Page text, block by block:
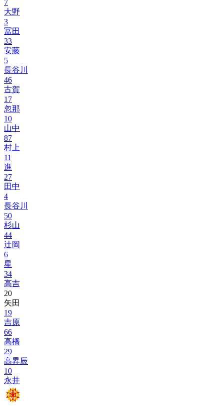
7
大野
3
冨田
33
安藤
5
長谷川
46
古賀
17
忽那
10
山中
87
村上
11
進
27
田中
4
長谷川
50
杉山
44
辻岡
6
星
34
高吉
20
矢田
19
吉原
66
高橋
29
高昇辰
10
永井